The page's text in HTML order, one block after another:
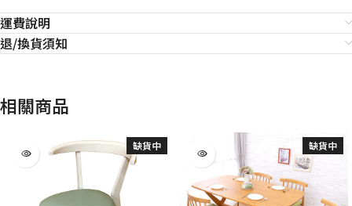
運費說明
退/換貨須知
相關商品
缺貨中 缺貨中